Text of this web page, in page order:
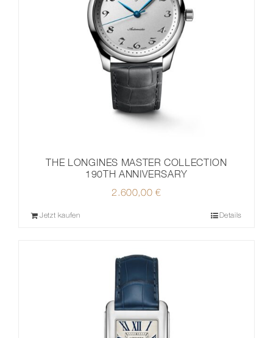
THE LONGINES MASTER COLLECTION
190TH ANNIVERSARY
2.600,00€
Jetzt kaufen Details